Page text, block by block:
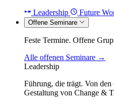
Leadership
Future
Offene Seminare
Feste Termine. Offene
Alle offenen Seminare →
Leadership
Führung, die trägt. Von den
Gestaltung von Change &